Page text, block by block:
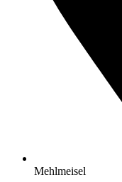
Mehlmeisel